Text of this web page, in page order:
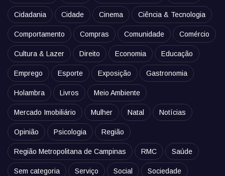
Cidadania Cidade Cinema Ciência & Tecnologia
Comportamento Compras Comunidade Comércio
Cultura & Lazer Direito Economia Educação
Emprego Esporte Exposição Gastronomia
Holambra Livros Meio Ambiente
Mercado Imobiliário Mulher Natal Notícias
Opinião Psicologia Região
Região Metropolitana de Campinas RMC Saúde
Sem categoria Serviço Social Sociedade